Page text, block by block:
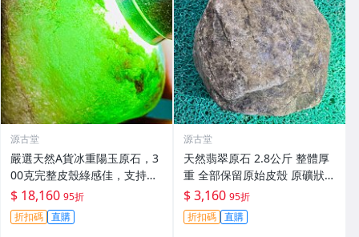
源古堂
嚴選天然A貨冰重陽玉原石，3
00克完整皮殼綠感佳，支持檢
測保真，適合收藏 冰重陽玉 翡
翠 原石
$ 18,160 95折
折扣碼 直購
源古堂
天然翡翠原石 2.8公斤 整體厚
重 全部保留原始皮殼 原礦狀態
支持郵寄 老坑料 翡翠美石 嚴
選收藏
$ 3,160 95折
折扣碼 直購